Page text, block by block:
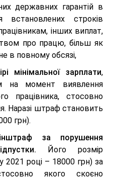
державних гарантій в
встановлених строків
інших виплат,
про працю, більш як
в повному обсязі,
мінімальної зарплати,
на момент виявлення
працівника, стосовно
Наразі штраф становить
грн).
за порушення
Його розмір
2021 році – 18000 грн) за
якого скоєно